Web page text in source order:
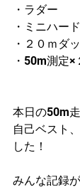
・ラダー
・ミニハー
・２０ｍダ
・50m測定
本日の50m
自己ベスト
した！
みんな記録